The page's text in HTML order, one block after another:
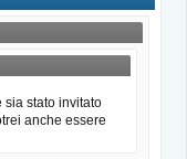
sia stato invitato
anche essere